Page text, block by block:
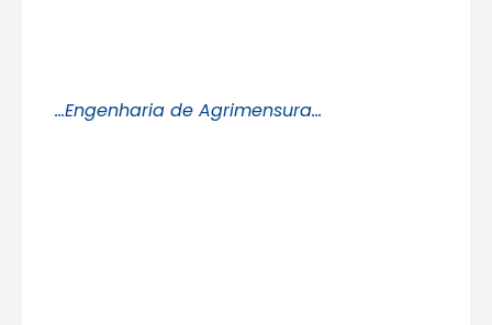
…Engenharia de Agrimensura…